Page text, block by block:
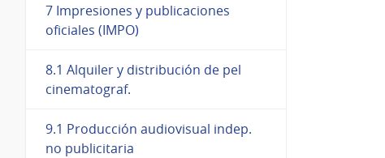
7 Impresiones y publicaciones
oficiales (IMPO)
8.1 Alquiler y distribución de pel
cinematograf.
9.1 Producción audiovisual indep.
no publicitaria